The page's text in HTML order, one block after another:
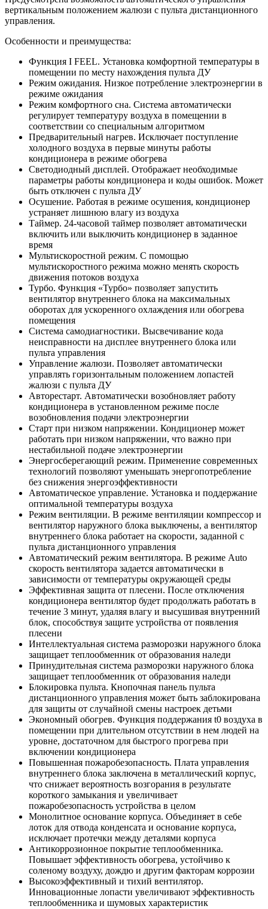
вертикальным положением жалюзи с пульта дистанционного
управления.
Особенности и преимущества:
Функция I FEEL. Установка комфортной температуры в
помещении по месту нахождения пульта ДУ
Режим ожидания. Низкое потребление электроэнергии в
режиме ожидания
Режим комфортного сна. Система автоматически
регулирует температуру воздуха в помещении в
соответствии со специальным алгоритмом
Предварительный нагрев. Исключает поступление
холодного воздуха в первые минуты работы
кондиционера в режиме обогрева
Светодиодный дисплей. Отображает необходимые
параметры работы кондиционера и коды ошибок. Может
быть отключен с пульта ДУ
Осушение. Работая в режиме осушения, кондиционер
устраняет лишнюю влагу из воздуха
Таймер. 24-часовой таймер позволяет автоматически
включить или выключить кондиционер в заданное
время
Мультискоростной режим. С помощью
мультискоростного режима можно менять скорость
движения потоков воздуха
Турбо. Функция «Турбо» позволяет запустить
вентилятор внутреннего блока на максимальных
оборотах для ускоренного охлаждения или обогрева
помещения
Система самодиагностики. Высвечивание кода
неисправности на дисплее внутреннего блока или
пульта управления
Управление жалюзи. Позволяет автоматически
управлять горизонтальным положением лопастей
жалюзи с пульта ДУ
Авторестарт. Автоматически возобновляет работу
кондиционера в установленном режиме после
возобновления подачи электроэнергии
Старт при низком напряжении. Кондиционер может
работать при низком напряжении, что важно при
нестабильной подаче электроэнергии
Энергосберегающий режим. Применение современных
технологий позволяют уменьшать энергопотребление
без снижения энергоэффективности
Автоматическое управление. Установка и поддержание
оптимальной температуры воздуха
Режим вентиляции. В режиме вентиляции компрессор и
вентилятор наружного блока выключены, а вентилятор
внутреннего блока работает на скорости, заданной с
пульта дистанционного управления
Автоматический режим вентилятора. В режиме Auto
скорость вентилятора задается автоматически в
зависимости от температуры окружающей среды
Эффективная защита от плесени. После отключения
кондиционера вентилятор будет продолжать работать в
течение 3 минут, удаляя влагу и высушивая внутренний
блок, способствуя защите устройства от появления
плесени
Интеллектуальная система разморозки наружного блока
защищает теплообменник от образования наледи
Принудительная система разморозки наружного блока
защищает теплообменник от образования наледи
Блокировка пульта. Кнопочная панель пульта
дистанционного управления может быть заблокирована
для защиты от случайной смены настроек детьми
Экономный обогрев. Функция поддержания t0 воздуха в
помещении при длительном отсутствии в нем людей на
уровне, достаточном для быстрого прогрева при
включении кондиционера
Повышенная пожаробезопасность. Плата управления
внутреннего блока заключена в металлический корпус,
что снижает вероятность возгорания в результате
короткого замыкания и увеличивает
пожаробезопасность устройства в целом
Монолитное основание корпуса. Объединяет в себе
лоток для отвода конденсата и основание корпуса,
исключает протечки между деталями корпуса
Антикоррозионное покрытие теплообменника.
Повышает эффективность обогрева, устойчиво к
соленому воздуху, дождю и другим факторам коррозии
Высокоэффективный и тихий вентилятор.
Инновационные лопасти увеличивают эффективность
теплообменника и шумовых характеристик